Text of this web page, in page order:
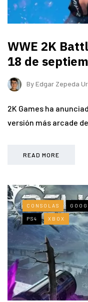
WWE 2K
18 de
ByEdgar Zepeda
2K Games ha
versión más arcade
READ MORE
CONSOLAS
PS4 XBOX